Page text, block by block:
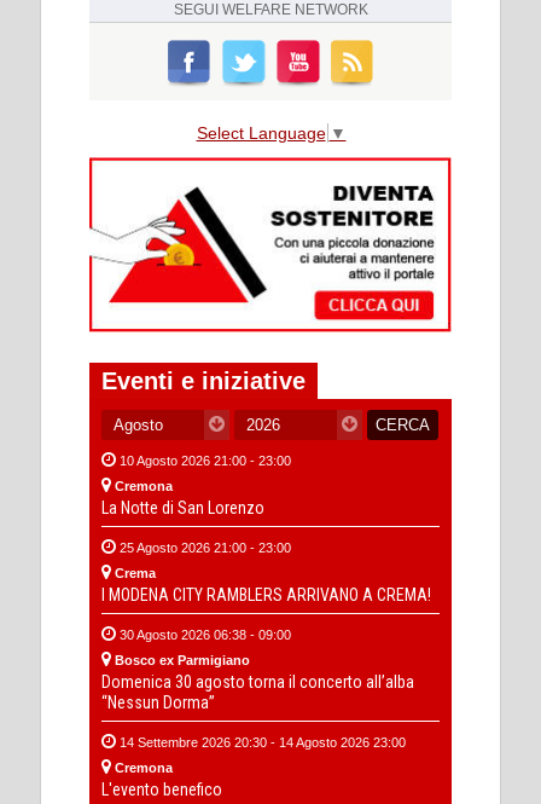
SEGUI WELFARE NETWORK
Select Language ▼
Eventi e iniziative
10 Agosto 2026 21:00 - 23:00
Cremona
La Notte di San Lorenzo
25 Agosto 2026 21:00 - 23:00
Crema
I MODENA CITY RAMBLERS ARRIVANO A CREMA!
30 Agosto 2026 06:38 - 09:00
Bosco ex Parmigiano
Domenica 30 agosto torna il concerto all’alba
“Nessun Dorma”
14 Settembre 2026 20:30 - 14 Agosto 2026 23:00
Cremona
L'evento benefico